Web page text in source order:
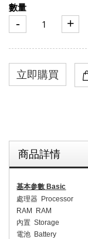
數量
- +
商品詳情
基本参數 Basic
處理器 Processor
RAM RAM
內置 Storage
電池 Battery